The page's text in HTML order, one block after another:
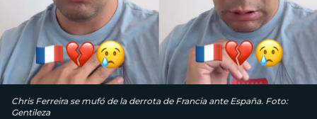
Chris Ferreira se mufó de la derrota de Francia ante España. Foto:
Gentileza